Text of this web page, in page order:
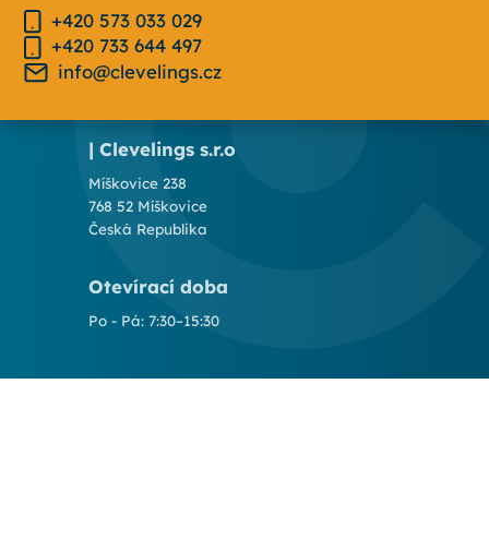
+420 573 033 029
+420 733 644 497
info@clevelings.cz
| Clevelings s.r.o
Míškovice 238
768 52 Míškovice
Česká Republika
Otevírací doba
Po - Pá: 7:30–15:30